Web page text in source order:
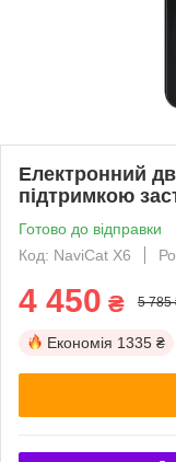
Електронний
підтримкою
Готово до відправки
Код: NaviCat X6
4 450 ₴ 5 785
Економія 1335 ₴